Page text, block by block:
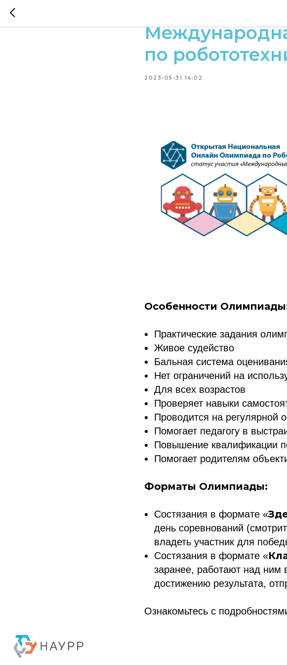
6 июня 2023
по
2023-05-31 14:02
Особенности
Практические задания
Живое судейство
Бальная система
Нет ограничений на
Для всех возрастов
Проверяет навыки
Проводится на регулярной
Помогает педагогу в
Повышение квалификации
Помогает родителям
Форматы Олимпиады:
Состязания в формате «
день соревнований
владеть участник для
Состязания в формате «
заранее, работают над ним
достижению результата,
Ознакомьтесь с
© 2015-2026 НАУРР. Все права защищены. При использовании материалов ссылка на